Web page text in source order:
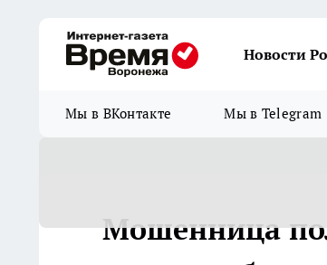
Новости
Мы в ВКонтакте Мы в Telegram
Мошенница